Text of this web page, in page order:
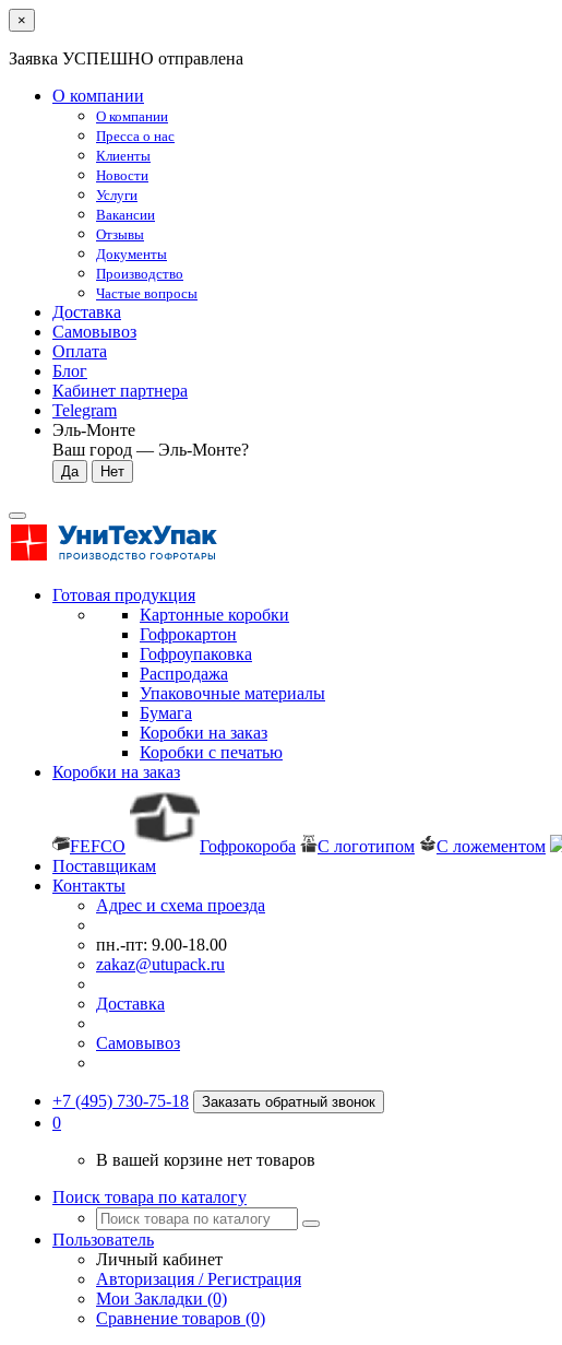
×
Заявка УСПЕШНО отправлена
О компании
О компании
Пресса о нас
Клиенты
Новости
Услуги
Вакансии
Отзывы
Документы
Производство
Частые вопросы
Доставка
Самовывоз
Оплата
Блог
Кабинет партнера
Telegram
Эль-Монте
Ваш город — Эль-Монте?
Готовая продукция
Картонные коробки
Гофрокартон
Гофроупаковка
Распродажа
Упаковочные материалы
Бумага
Коробки на заказ
Коробки с печатью
Коробки на заказ
FEFCO Гофрокороба С логотипом С ложементом
Поставщикам
Контакты
Адрес и схема проезда
пн.-пт: 9.00-18.00
zakaz@utupack.ru
Доставка
Самовывоз
+7 (495) 730-75-18 Заказать обратный звонок
0
В вашей корзине нет товаров
Поиск товара по каталогу
Пользователь
Личный кабинет
Авторизация / Регистрация
Мои Закладки (0)
Сравнение товаров (0)